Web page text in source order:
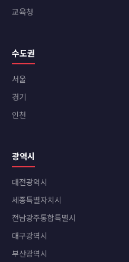
교육청
수도권
서울
경기
인천
광역시
대전광역시
세종특별자치시
전남광주통합특별시
대구광역시
부산광역시